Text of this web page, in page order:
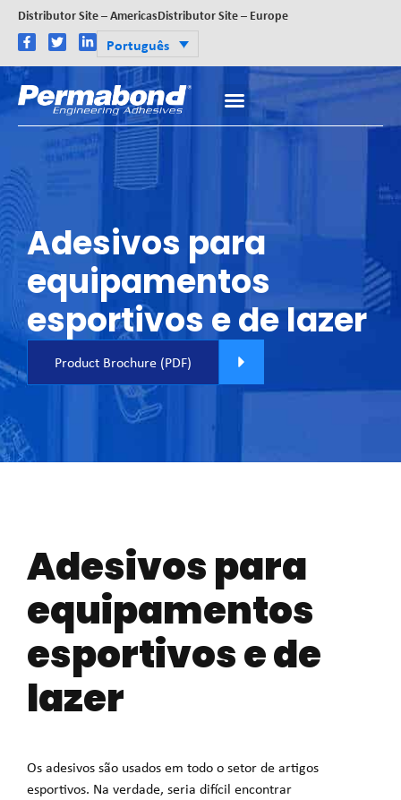
Distributor Site – AmericasDistributor Site – Europe
Português
Adesivos para
equipamentos
esportivos e de lazer
Product Brochure (PDF)
Adesivos para
equipamentos
esportivos e de
lazer
Os adesivos são usados em todo o setor de artigos
esportivos. Na verdade, seria difícil encontrar